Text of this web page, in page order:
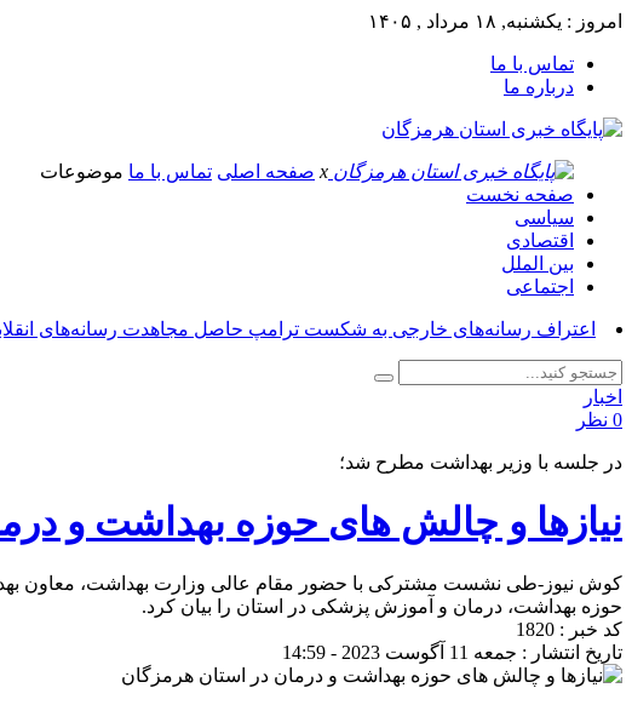
امروز : یکشنبه, ۱۸ مرداد , ۱۴۰۵
تماس با ما
درباره ما
x صفحه اصلی تماس با ما موضوعات
صفحه نخست
سیاسی
اقتصادی
بین الملل
اجتماعی
اعتراف رسانه‌های خارجی به شکست ترامپ حاصل مجاهدت رسانه‌های
اخبار
0 نظر
در جلسه با وزیر بهداشت مطرح شد؛
نیازها و چالش های حوزه بهداشت و
کوش نیوز-طی نشست مشترکی با حضور مقام عالی وزارت بهداشت، معاون
حوزه بهداشت، درمان و آموزش پزشکی در استان را بیان کرد.
کد خبر : 1820
تاریخ انتشار : جمعه 11 آگوست 2023 - 14:59